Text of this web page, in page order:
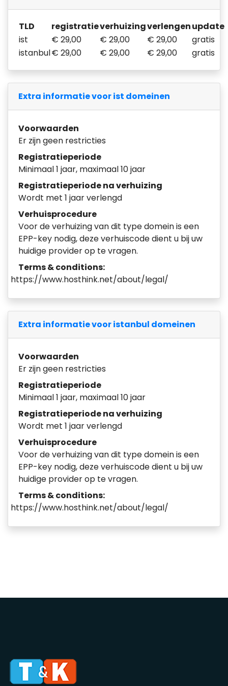
TLD registratieverhuizingverlengenupdate
ist
€ 29,00 € 29,00 € 29,00
gratis
istanbul€ 29,00 € 29,00 € 29,00 gratis
Extra informatie voor ist domeinen
Voorwaarden
Er zijn geen restricties
Registratieperiode
Minimaal 1 jaar, maximaal 10 jaar
Registratieperiode na verhuizing
Wordt met 1 jaar verlengd
Verhuisprocedure
Voor de verhuizing van dit type domein is een
EPP-key nodig, deze verhuiscode dient u bij uw
huidige provider op te vragen.
Terms & conditions:
https://www.hosthink.net/about/legal/
Extra informatie voor istanbul domeinen
Voorwaarden
Er zijn geen restricties
Registratieperiode
Minimaal 1 jaar, maximaal 10 jaar
Registratieperiode na verhuizing
Wordt met 1 jaar verlengd
Verhuisprocedure
Voor de verhuizing van dit type domein is een
EPP-key nodig, deze verhuiscode dient u bij uw
huidige provider op te vragen.
Terms & conditions:
https://www.hosthink.net/about/legal/